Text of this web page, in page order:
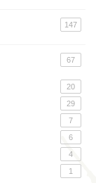
147
67
20
29
7
6
4
1